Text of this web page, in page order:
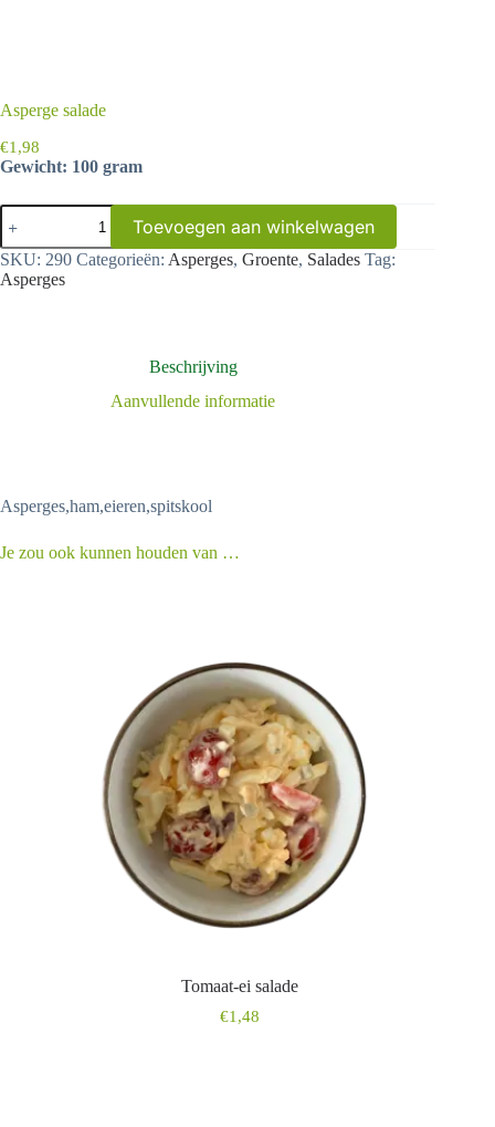
Asperge salade
€1,98
Gewicht: 100 gram
Asperge
salade
aantal
Toevoegen aan winkelwagen
SKU: 290 Categorieën: Asperges, Groente, Salades Tag:
Asperges
Beschrijving
Aanvullende informatie
Asperges,ham,eieren,spitskool
Je zou ook kunnen houden van …
Tomaat-ei salade
€1,48